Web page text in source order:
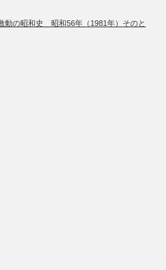
動の昭和史 昭和56年（1981年）そのと